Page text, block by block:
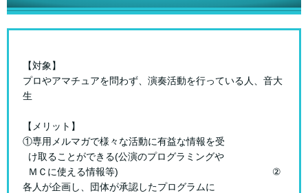
【対象】
プロやアマチュアを問わず、演奏活動を行っている人、音大
生
【メリット】
①専用メルマガで様々な活動に有益な情報を受
け取ることができる(公演のプログラミングや
ＭＣに使える情報等) ②
各人が企画し、団体が承認したプログラムに